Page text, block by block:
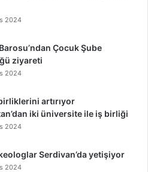
2024
Çocuk Şube
ziyareti
2024
artırıyor
iki üniversite ile iş birliği
2024
Serdivan’da yetişiyor
2024